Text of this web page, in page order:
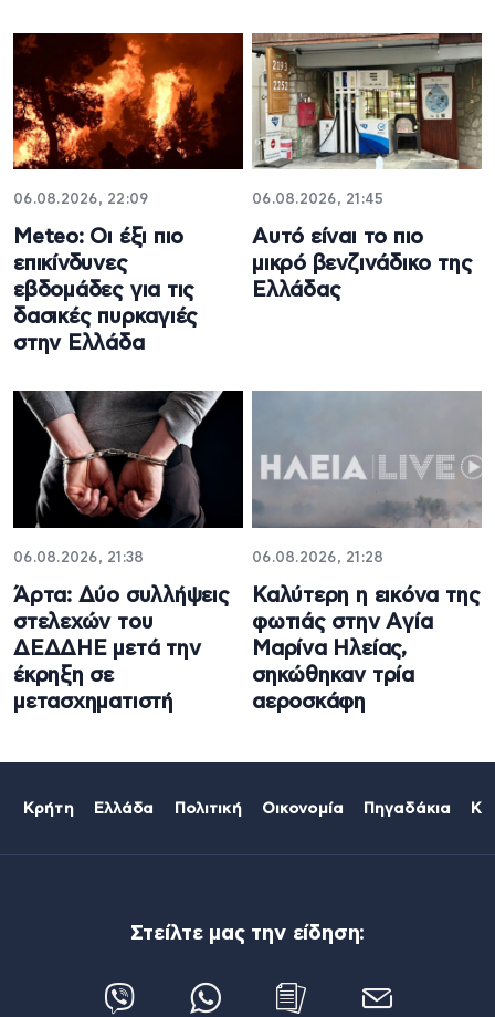
06.08.2026, 22:09
Meteo: Οι έξι πιο
επικίνδυνες
εβδομάδες για τις
δασικές πυρκαγιές
στην Ελλάδα
06.08.2026, 21:45
Αυτό είναι το πιο
μικρό βενζινάδικο της
Ελλάδας
06.08.2026, 21:38
Άρτα: Δύο συλλήψεις
στελεχών του
ΔΕΔΔΗΕ μετά την
έκρηξη σε
μετασχηματιστή
06.08.2026, 21:28
Καλύτερη η εικόνα της
φωτιάς στην Aγία
Μαρίνα Ηλείας,
σηκώθηκαν τρία
αεροσκάφη
Κρήτη Ελλάδα Πολιτική Οικονομία Πηγαδάκια
Στείλτε μας την είδηση: